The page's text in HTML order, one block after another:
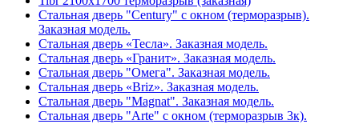
Стальная дверь "Century" с окном (терморазрыв).
Заказная модель.
Стальная дверь «Тесла». Заказная модель.
Стальная дверь «Гранит». Заказная модель.
Стальная дверь "Омега". Заказная модель.
Стальная дверь «Briz». Заказная модель.
Стальная дверь "Magnat". Заказная модель.
Стальная дверь "Arte" с окном (терморазрыв 3к).